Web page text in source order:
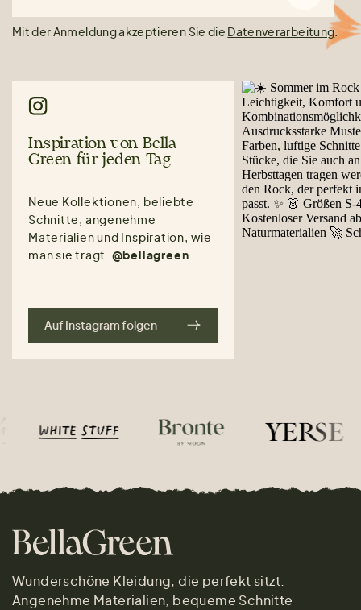
Mit der Anmeldung akzeptieren Sie die Datenverarbeitung.
Inspiration von Bella
Green für jeden Tag
Neue Kollektionen, beliebte
Schnitte, angenehme
Materialien und Inspiration, wie
man sie trägt. @bellagreen
Auf Instagram folgen
Wunderschöne Kleidung, die perfekt sitzt.
Angenehme Materialien, bequeme Schnitte